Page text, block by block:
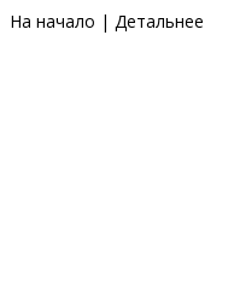
На начало | Детальнее